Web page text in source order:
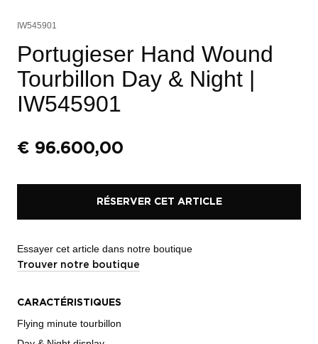
IW545901
Portugieser Hand Wound
Tourbillon Day & Night |
IW545901
€ 96.600,00
RÉSERVER CET ARTICLE
Essayer cet article dans notre boutique
Trouver notre boutique
CARACTÉRISTIQUES
Flying minute tourbillon